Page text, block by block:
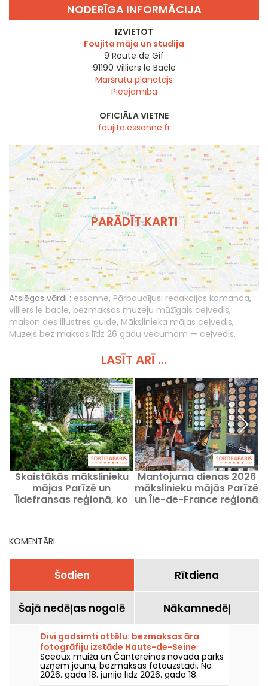
NODERĪGA INFORMĀCIJA
IZVIETOT
Foujita māja un studija
9 Route de Gif
91190 Villiers le Bacle
Maršrutu plānotājs
Pieejamība
OFICIĀLA VIETNE
foujita.essonne.fr
PARĀDĪT KARTI
Atslēgas vārdi : essonne, Pārbaudījusi redakcijas komanda,
villiers le bacle, bezmaksas muzeju mūžīgais ceļvedis,
maison des illustres guide, Mākslinieka mājas ceļvedis,
Muzejs bez maksas līdz 26 gadu vecumam — ceļvedis.
LASĪT ARĪ ...
Skaistākās mākslinieku
mājas Parīzē un
Īldefransas reģionā, ko
Mantojuma dienas 2026
mākslinieku mājās Parīzē
un Île-de-France reģionā
KOMENTĀRI
Šodien Rītdiena
Šajā nedēļas nogalē Nākamnedēļ
Divi gadsimti attēlu: bezmaksas āra
fotogrāfiju izstāde Hauts-de-Seine
Sceaux muiža un Čantereinas novada parks
uzņem jaunu, bezmaksas fotouzstādi. No
2026. gada 18. jūnija līdz 2026. gada 18.